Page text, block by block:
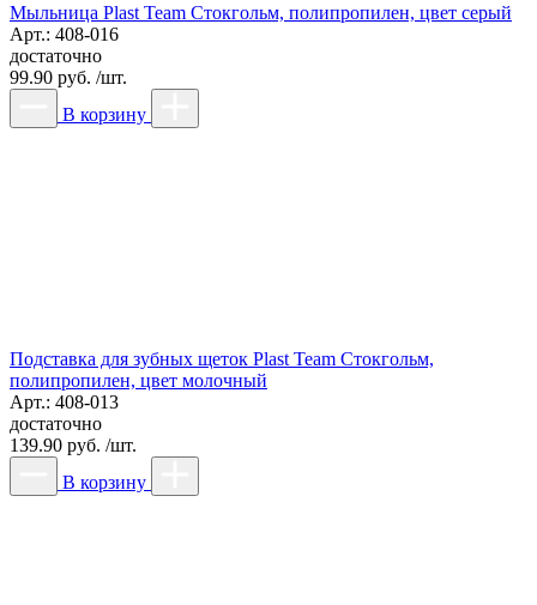
Мыльница Plast Team Стокгольм, полипропилен, цвет серый
Арт.: 408-016
достаточно
99.90 руб. /шт.
В корзину
Подставка для зубных щеток Plast Team Стокгольм,
полипропилен, цвет молочный
Арт.: 408-013
достаточно
139.90 руб. /шт.
В корзину